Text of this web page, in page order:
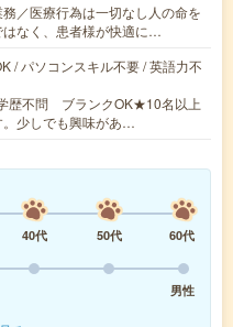
／医療行為は一切なし人の命を
なく、患者様が快適に…
/ パソコンスキル不要 / 英語力不
歴不問 ブランクOK★10名以上
。少しでも興味があ…
40代 50代
60代
男性